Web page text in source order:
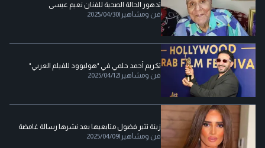
تدهور الحالة الصحية للفنان نعيم عيسى
فن ومشاهير |
2025/04/30
تكريم أحمد حلمي في "هوليوود للفيلم العربي"
فن ومشاهير |
2025/04/12
زينة تثير فضول متابعيها بعد نشرها رسالة غامضة
فن ومشاهير |
2025/04/09